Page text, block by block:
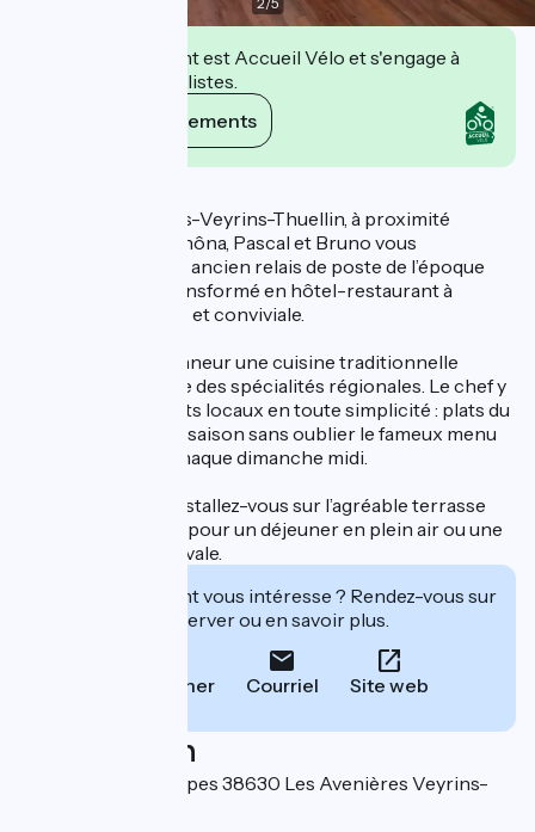
Cet établissement est Accueil Vélo et s'engage à
accueillir des cyclistes.
Voir ses engagements
Situé aux Avenières-Veyrins-Thuellin, à proximité
immédiate de ViaRhôna, Pascal et Bruno vous
accueillent dans un ancien relais de poste de l’époque
napoléonienne, transformé en hôtel-restaurant à
l’ambiance rustique et conviviale.
La carte met à l’honneur une cuisine traditionnelle
généreuse, inspirée des spécialités régionales. Le chef y
travaille des produits locaux en toute simplicité : plats du
terroir, recettes de saison sans oublier le fameux menu
grenouilles servi chaque dimanche midi.
Aux beaux jours, installez-vous sur l’agréable terrasse
ombragée, parfaite pour un déjeuner en plein air ou une
soirée à thème estivale.
Cet établissement vous intéresse ? Rendez-vous sur
leur site pour réserver ou en savoir plus.
Téléphoner Courriel Site web
Localisation
1172, route des Nappes 38630 Les Avenières Veyrins-